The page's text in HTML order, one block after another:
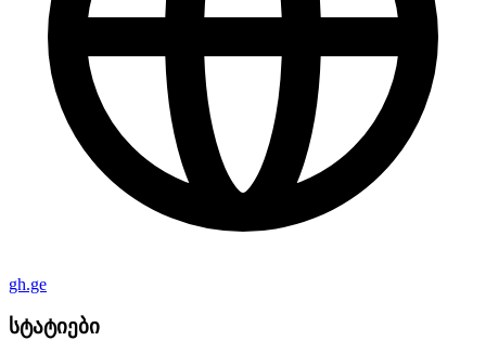
gh.ge
სტატიები